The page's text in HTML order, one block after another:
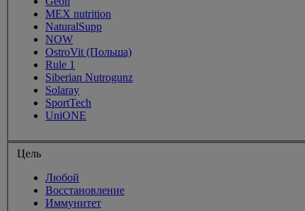
MEX nutrition
NaturalSupp
NOW
OstroVit (Польша)
Rule 1
Siberian Nutrogunz
Solaray
SportTech
UniONE
Цель
Любой
Восстановление
Иммунитет